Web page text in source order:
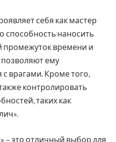
себя как мастер
способность наносить
промежуток времени и
ему
врагами. Кроме того,
контролировать
таких как
– это отличный выбор для